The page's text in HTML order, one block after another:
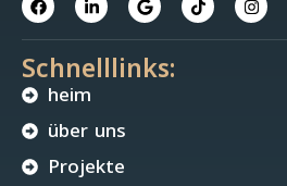
Schnelllinks:
heim
über uns
Projekte